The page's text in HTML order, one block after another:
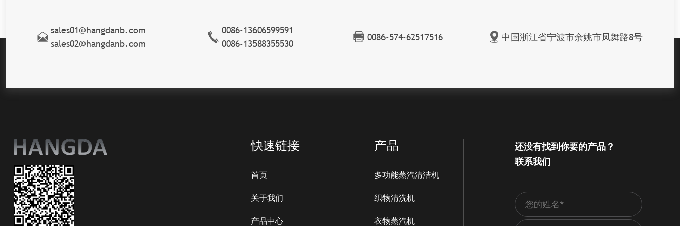
sales01@hangdanb.com
sales02@hangdanb.com
0086-13606599591
0086-13588355530
0086-574-62517516 中国浙江省宁波市余姚市凤舞路8号
快速链接
首页
关于我们
产品中心
产品
多功能蒸汽清洁机
织物清洗机
衣物蒸汽机
还没有找到你要的产品？
联系我们